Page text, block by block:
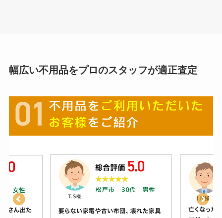
幅広い不用品をプロのスタッフが適正査定